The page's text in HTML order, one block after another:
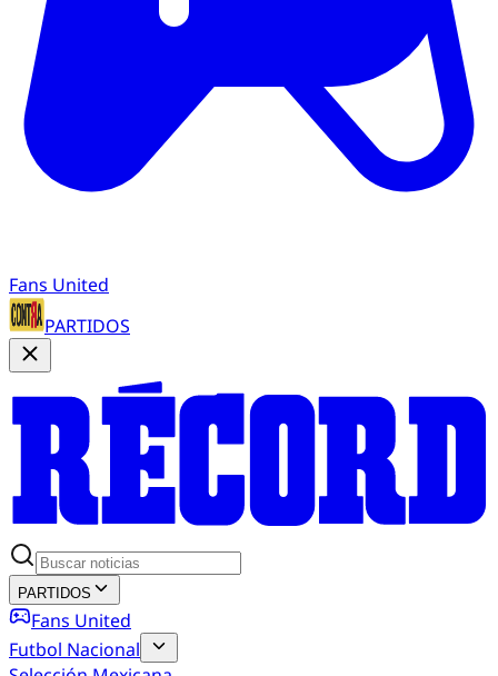
Fans United
PARTIDOS
PARTIDOS
Fans United
Futbol Nacional